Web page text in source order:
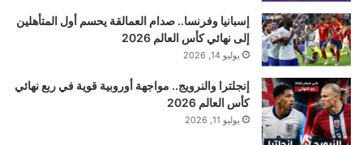
إسبانيا وفرنسا.. صدام العمالقة يحسم أول المتأهلين
إلى نهائي كأس العالم 2026
يوليو 14, 2026
إنجلترا والنرويج.. مواجهة أوروبية قوية في ربع نهائي
كأس العالم 2026
يوليو 11, 2026